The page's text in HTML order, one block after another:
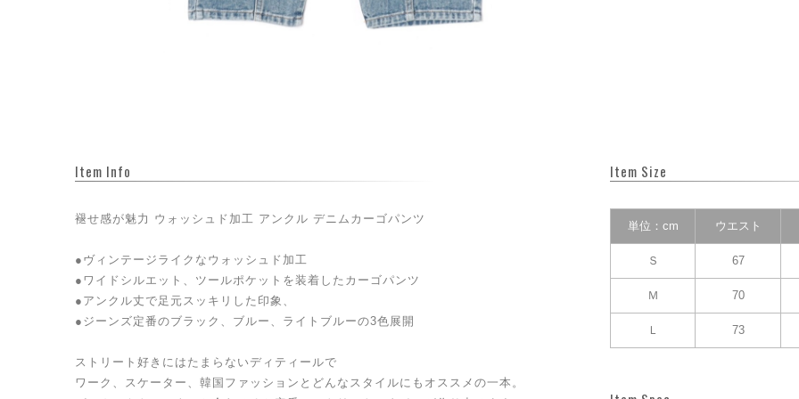
Item Info
褪せ感が魅力 ウォッシュド加工 アンクル デニムカーゴパンツ
●ヴィンテージライクなウォッシュド加工
●ワイドシルエット、ツールポケットを装着したカーゴパンツ
●アンクル丈で足元スッキリした印象、
●ジーンズ定番のブラック、ブルー、ライトブルーの3色展開
ストリート好きにはたまらないディティールで
ワーク、スケーター、韓国ファッションとどんなスタイルにもオススメの一本。
Item Size
単位：cm ウエスト
Ｓ 67
Ｍ 70
Ｌ 73